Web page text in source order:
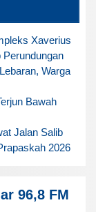
Xaverius
Perundungan
Warga
Bawah
Jalan Salib
2026
96,8 FM